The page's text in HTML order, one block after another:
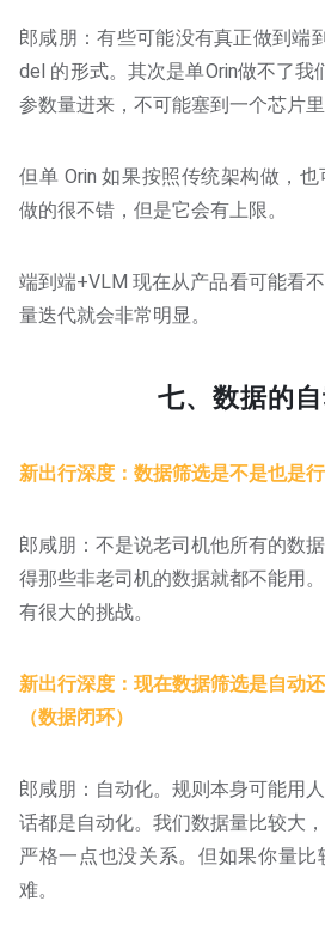
郎咸朋：有些可能没有真正做到端
del 的形式。其次是单Orin做不了我
参数量进来，不可能塞到一个芯片里
但单 Orin 如果按照传统架构做，
做的很不错，但是它会有上限。
端到端+VLM 现在从产品看可能看
量迭代就会非常明显。
七、数据的
新出行深度：数据筛选是不是也是
郎咸朋：不是说老司机他所有的数
得那些非老司机的数据就都不能用
有很大的挑战。
新出行深度：现在数据筛选是自动
（数据闭环）
郎咸朋：自动化。规则本身可能用
话都是自动化。我们数据量比较大
严格一点也没关系。但如果你量比
难。